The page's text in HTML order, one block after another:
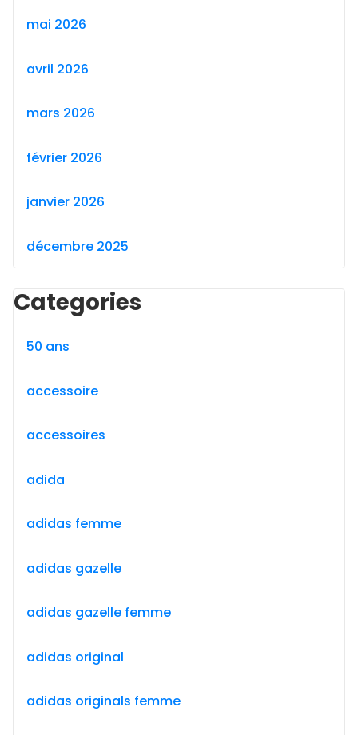
mai 2026
avril 2026
mars 2026
février 2026
janvier 2026
décembre 2025
Categories
50 ans
accessoire
accessoires
adida
adidas femme
adidas gazelle
adidas gazelle femme
adidas original
adidas originals femme